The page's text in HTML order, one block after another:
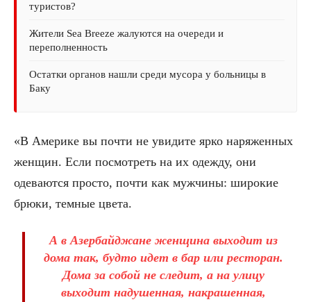
туристов?
Жители Sea Breeze жалуются на очереди и
переполненность
Остатки органов нашли среди мусора у больницы в
Баку
«В Америке вы почти не увидите ярко наряженных
женщин. Если посмотреть на их одежду, они
одеваются просто, почти как мужчины: широкие
брюки, темные цвета.
А в Азербайджане женщина выходит из
дома так, будто идет в бар или ресторан.
Дома за собой не следит, а на улицу
выходит надушенная, накрашенная,